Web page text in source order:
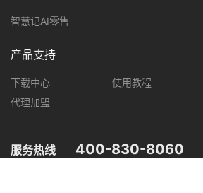
服务热线 400-830-8060
智慧记AI零售
产品支持
下载中心 使用教程
代理加盟